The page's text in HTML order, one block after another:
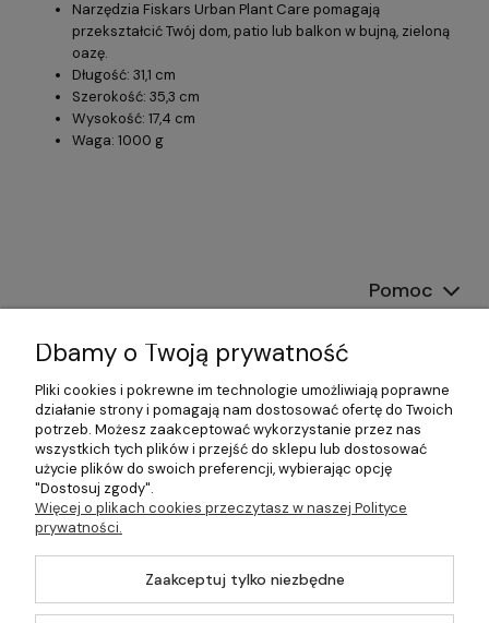
Narzędzia Fiskars Urban Plant Care pomagają
przekształcić Twój dom, patio lub balkon w bujną, zieloną
oazę.
Długość: 31,1 cm
Szerokość: 35,3 cm
Wysokość: 17,4 cm
Waga: 1000 g
Pomoc
Moje konto
Gwarancja i zwroty
O firmie
©2026 Wszelkie Prawa Zastrzeżone | DOM-OGRÓD-HOBBY.PL
Dbamy o Twoją prywatność
Pliki cookies i pokrewne im technologie umożliwiają poprawne
działanie strony i pomagają nam dostosować ofertę do Twoich
potrzeb. Możesz zaakceptować wykorzystanie przez nas
wszystkich tych plików i przejść do sklepu lub dostosować
użycie plików do swoich preferencji, wybierając opcję
"Dostosuj zgody".
Więcej o plikach cookies przeczytasz w naszej Polityce
prywatności.
Zaakceptuj tylko niezbędne